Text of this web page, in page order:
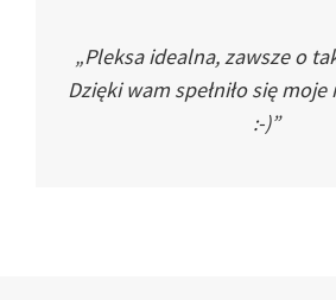
„Pleksa idealna, zawsze o
Dzięki wam spełniło się moje
:-)”